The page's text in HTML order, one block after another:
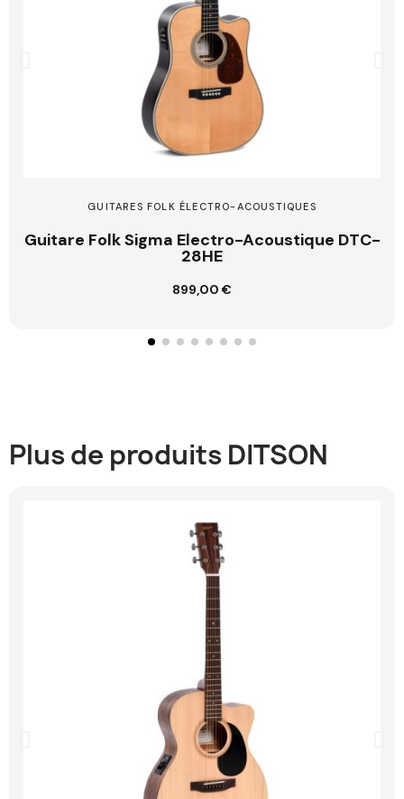
GUITARES FOLK ÉLECTRO-ACOUSTIQUES
Guitare Folk Sigma Electro-Acoustique DTC-
28HE
899,00 €
Ajouter au panier
Plus de produits DITSON